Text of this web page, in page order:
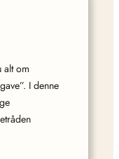
alt om
I denne